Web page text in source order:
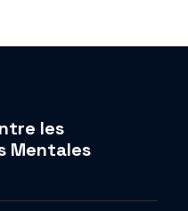
les
Mentales